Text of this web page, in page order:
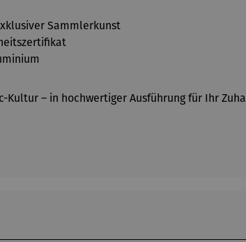
Sammlerkunst
– in hochwertiger Ausführung für Ihr